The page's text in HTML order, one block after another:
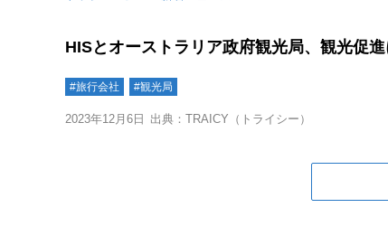
HISとオーストラリア政府観光局、観光促
#旅行会社 #観光局
2023年12月6日 出典：TRAICY（トライシー）